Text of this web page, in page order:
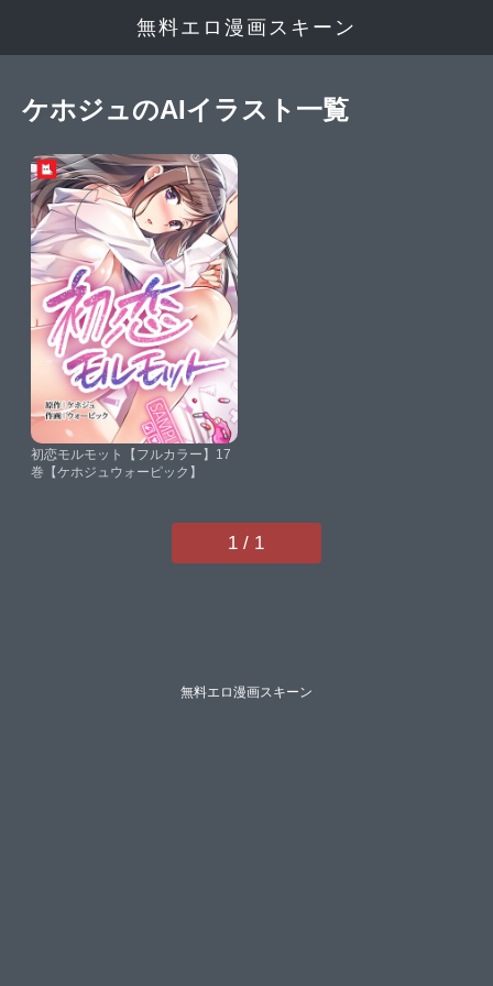
無料エロ漫画スキーン
ケホジュのAIイラスト一覧
初恋モルモット【フルカラー】17
巻【ケホジュウォーピック】
1 / 1
無料エロ漫画スキーン